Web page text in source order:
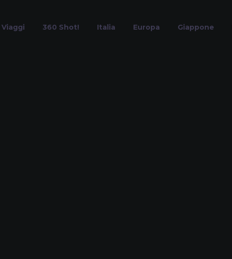
Viaggi 360 Shot! Italia Europa Giappone